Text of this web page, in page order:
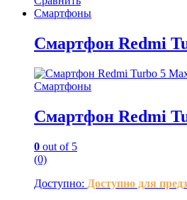
Смартфоны
Смартфон Redmi
Смартфоны
Смартфон Redmi
0 out of 5
(0)
Доступно: Доступно для